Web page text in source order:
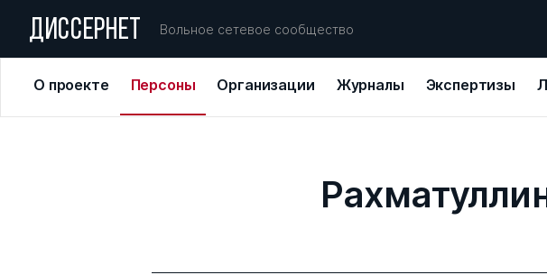
ДИССЕРНЕТ Вольное сетевое сообщество
О проекте Персоны Организации Журналы Экспертизы